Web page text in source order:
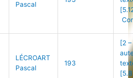
Pascal
LÉCROART
Pascal
193
[2